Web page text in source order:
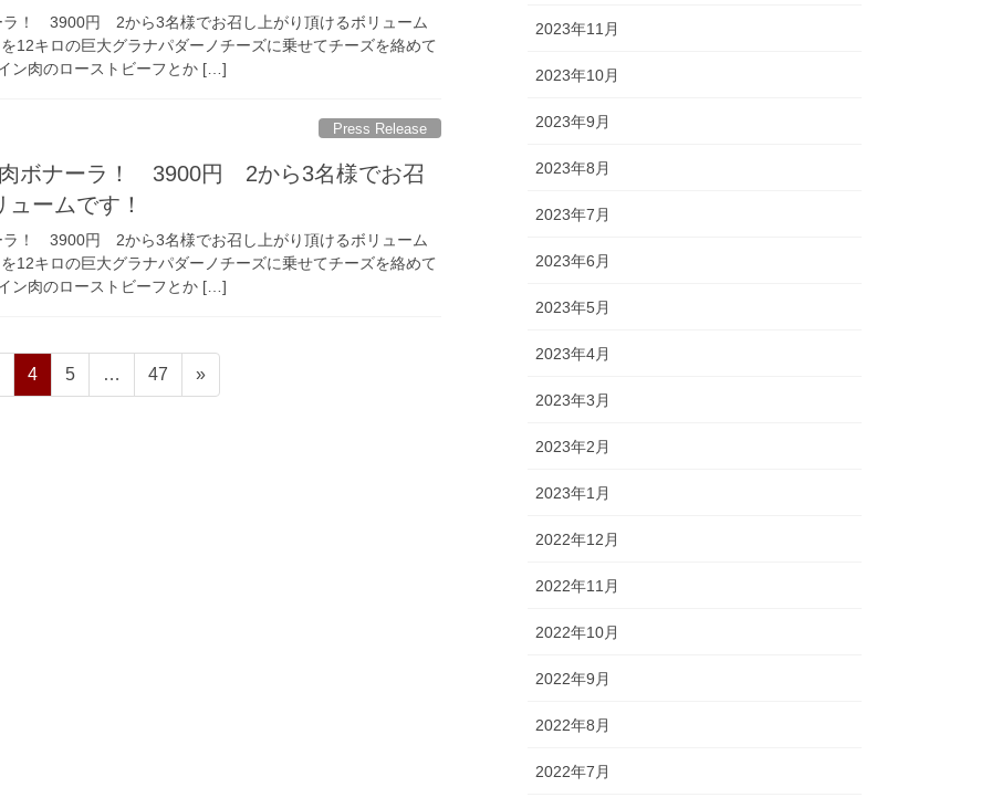
ラ！ 3900円 2から3名様でお召し上がり頂けるボリューム
12キロの巨大グラナパダーノチーズに乗せてチーズを絡めて
ン肉のローストビーフとか […]
Press Release
ボナーラ！ 3900円 2から3名様でお召
ームです！
ラ！ 3900円 2から3名様でお召し上がり頂けるボリューム
12キロの巨大グラナパダーノチーズに乗せてチーズを絡めて
ン肉のローストビーフとか […]
ペ
ー
4
ペ
ー
5 …
ペ
ー
47 »
2023年11月
2023年10月
2023年9月
2023年8月
2023年7月
2023年6月
2023年5月
2023年4月
2023年3月
2023年2月
2023年1月
2022年12月
2022年11月
2022年10月
2022年9月
2022年8月
2022年7月